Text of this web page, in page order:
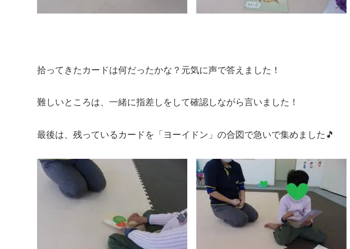
拾ってきたカードは何だったかな？元気に声で答えました！
難しいところは、一緒に指差しをして確認しながら言いました！
最後は、残っているカードを「ヨーイドン」の合図で急いで集めました🎵